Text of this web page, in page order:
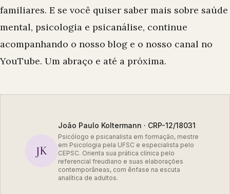
familiares. E se você quiser saber mais sobre saúde
mental, psicologia e psicanálise, continue
acompanhando o nosso blog e o nosso canal no
YouTube. Um abraço e até a próxima.
JK
João Paulo Koltermann · CRP-12/18031
Psicólogo e psicanalista em formação, mestre
em Psicologia pela UFSC e especialista pelo
CEPSC. Orienta sua prática clínica pelo
referencial freudiano e suas elaborações
contemporâneas, com ênfase na escuta
analítica de adultos.